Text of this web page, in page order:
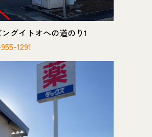
グイトオへの道のり1
1291